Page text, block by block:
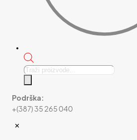
Products
Podrška:
+(387) 35 265 040
✕